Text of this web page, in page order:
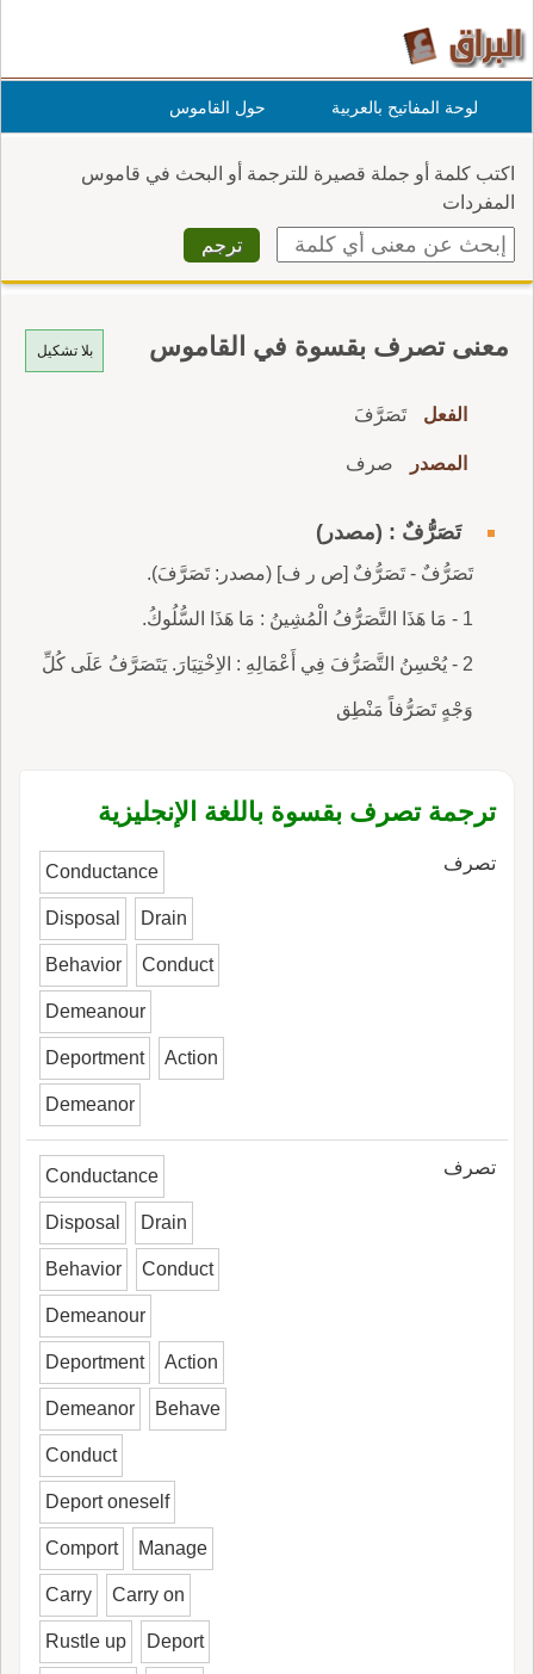
لوحة المفاتيح بالعربية حول القاموس
اكتب كلمة أو جملة قصيرة للترجمة أو البحث في قاموس
المفردات
بلا تشكيل معنى تصرف بقسوة في القاموس
الفعل تَصَرَّفَ
المصدر صرف
تَصَرُّفٌ : (مصدر)
تَصَرُّفٌ - تَصَرُّفٌ [ص ر ف] (مصدر: تَصَرَّفَ).
1 - مَا هَذَا التَّصَرُّفُ الْمُشِينُ : مَا هَذَا السُّلُوكُ.
2 - يُحْسِنُ التَّصَرُّفَ فِي أَعْمَالِهِ : الاِخْتِيَارَ. يَتَصَرَّفُ عَلَى كُلِّ
وَجْهٍ تَصَرُّفاً مَنْطِق
ترجمة تصرف بقسوة باللغة الإنجليزية
تصرف Conductance
Disposal Drain
Behavior Conduct
Demeanour
Deportment Action
Demeanor
تصرف Conductance
Disposal Drain
Behavior Conduct
Demeanour
Deportment Action
Demeanor Behave
Conduct
Deport oneself
Comport Manage
Carry Carry on
Rustle up Deport